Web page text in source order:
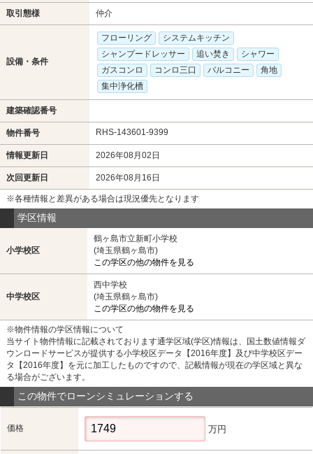
取引態様 仲介
設備・条件
フローリング
システムキッチン
シャンプードレッサー
追い焚き
シャワー
ガスコンロ
コンロ三口 バルコニー
角地
集中浄化槽
建築確認番号
物件番号 RHS-143601-9399
情報更新日 2026年08月02日
次回更新日 2026年08月16日
※各種情報と差異がある場合は現況優先となります
学区情報
小学校区
鶴ヶ島市立新町小学校
(埼玉県鶴ヶ島市)
この学区の他の物件を見る
中学校区
西中学校
(埼玉県鶴ヶ島市)
この学区の他の物件を見る
※物件情報の学区情報について
当サイト物件情報に記載されております通学区域(学区)情報は、国土数値情報ダ
ウンロードサービスが提供する小学校区データ【2016年度】及び中学校区デー
タ【2016年度】を元に加工したものですので、記載情報が現在の学区域と異な
る場合がございます。
この物件でローンシミュレーションする
価格 万円